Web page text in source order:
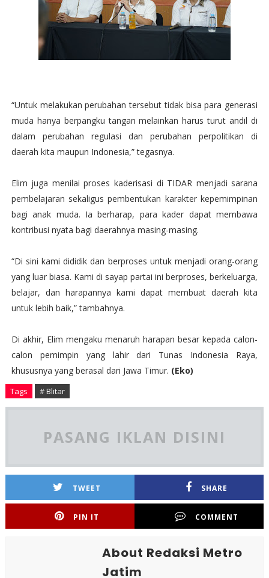
“Untuk melakukan perubahan tersebut tidak bisa para generasi
muda hanya berpangku tangan melainkan harus turut andil di
dalam perubahan regulasi dan perubahan perpolitikan di
daerah kita maupun Indonesia,” tegasnya.
Elim juga menilai proses kaderisasi di TIDAR menjadi sarana
pembelajaran sekaligus pembentukan karakter kepemimpinan
bagi anak muda. Ia berharap, para kader dapat membawa
kontribusi nyata bagi daerahnya masing-masing.
“Di sini kami dididik dan berproses untuk menjadi orang-orang
yang luar biasa. Kami di sayap partai ini berproses, berkeluarga,
belajar, dan harapannya kami dapat membuat daerah kita
untuk lebih baik,” tambahnya.
Di akhir, Elim mengaku menaruh harapan besar kepada calon-
calon pemimpin yang lahir dari Tunas Indonesia Raya,
khususnya yang berasal dari Jawa Timur. (Eko)
Tags # Blitar
PASANG IKLAN DISINI
TWEET SHARE
PIN IT COMMENT
About Redaksi Metro
Jatim